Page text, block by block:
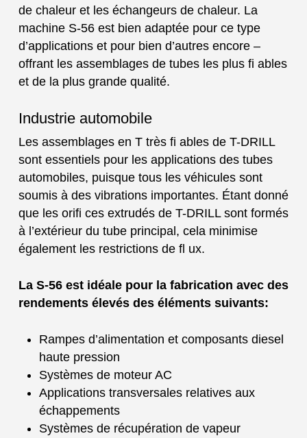
de chaleur et les échangeurs de chaleur. La
machine S-56 est bien adaptée pour ce type
d’applications et pour bien d’autres encore –
offrant les assemblages de tubes les plus fi ables
et de la plus grande qualité.
Industrie automobile
Les assemblages en T très fi ables de T-DRILL
sont essentiels pour les applications des tubes
automobiles, puisque tous les véhicules sont
soumis à des vibrations importantes. Étant donné
que les orifi ces extrudés de T-DRILL sont formés
à l’extérieur du tube principal, cela minimise
également les restrictions de fl ux.
La S-56 est idéale pour la fabrication avec des
rendements élevés des éléments suivants:
Rampes d’alimentation et composants diesel
haute pression
Systèmes de moteur AC
Applications transversales relatives aux
échappements
Systèmes de récupération de vapeur